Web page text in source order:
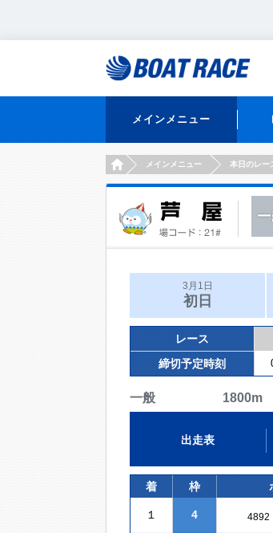
メインメニュー
HOMEメインメニュー 本日のレー
3月1日
初日
レース
締切予定時刻
一般 1800m
出走表
着 枠
１ 4 4892